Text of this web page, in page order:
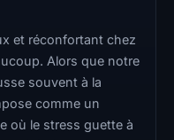
et réconfortant chez
Alors que notre
souvent à la
comme un
où le stress guette à